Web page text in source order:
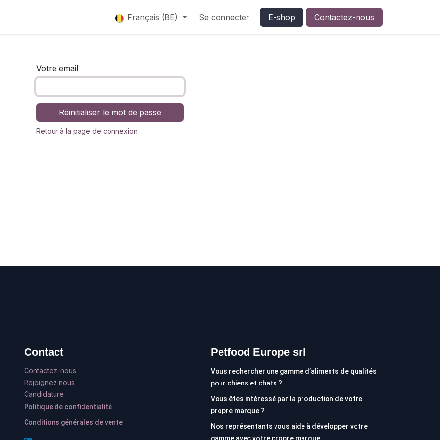
Français (BE) Se connecter E-shop Contactez-nous
Votre email
Réinitialiser le mot de passe
Retour à la page de connexion
Contact
Contactez-nous
Rejoignez nous
Candidature
Politique de confidentialité
Conditions générales de vente
Petfood Europe srl
Vous rechercher une gamme d’aliments de qualités
pour chiens et chats ?
Vous êtes intéressé par la production de votre
propre marque ?
Nos représentants vous aide à développer votre
gamme avec votre propre marque.